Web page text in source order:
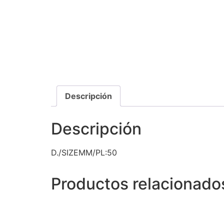
Descripción
Descripción
D./SIZEMM/PL:50
Productos